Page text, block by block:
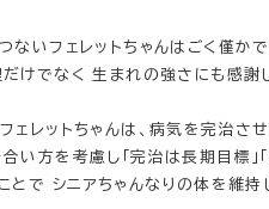
ないフェレットちゃんはごく僅かで
けでなく 生まれの強さにも感謝
ェレットちゃんは、病気を完治させ
い方を考慮し「完治は長期目標」
とで シニアちゃんなりの体を維持